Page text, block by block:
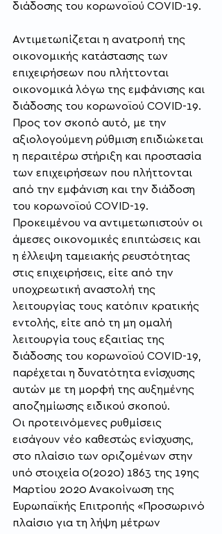
διάδοσης του κορωνοϊού COVID-19.
Αντιμετωπίζεται η ανατροπή της
οικονομικής κατάστασης των
επιχειρήσεων που πλήττονται
οικονομικά λόγω της εμφάνισης και
διάδοσης του κορωνοϊού COVID-19.
Προς τον σκοπό αυτό, με την
αξιολογούμενη ρύθμιση επιδιώκεται
η περαιτέρω στήριξη και προστασία
των επιχειρήσεων που πλήττονται
από την εμφάνιση και την διάδοση
του κορωνοϊού COVID-19.
Προκειμένου να αντιμετωπιστούν οι
άμεσες οικονομικές επιπτώσεις και
η έλλειψη ταμειακής ρευστότητας
στις επιχειρήσεις, είτε από την
υποχρεωτική αναστολή της
λειτουργίας τους κατόπιν κρατικής
εντολής, είτε από τη μη ομαλή
λειτουργία τους εξαιτίας της
διάδοσης του κορωνοϊού COVID-19,
παρέχεται η δυνατότητα ενίσχυσης
αυτών με τη μορφή της αυξημένης
αποζημίωσης ειδικού σκοπού.
Οι προτεινόμενες ρυθμίσεις
εισάγουν νέο καθεστώς ενίσχυσης,
στο πλαίσιο των οριζομένων στην
υπό στοιχεία 0(2020) 1863 της 19ης
Μαρτίου 2020 Ανακοίνωση της
Ευρωπαϊκής Επιτροπής «Προσωρινό
πλαίσιο για τη λήψη μέτρων